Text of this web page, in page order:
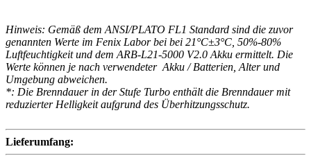
Hinweis: Gemäß dem ANSI/PLATO FL1 Standard sind die zuvor
genannten Werte im Fenix Labor bei bei 21°C±3°C, 50%-80%
Luftfeuchtigkeit und dem ARB-L21-5000 V2.0 Akku ermittelt. Die
Werte können je nach verwendeter Akku / Batterien, Alter und
Umgebung abweichen.
*: Die Brenndauer in der Stufe Turbo enthält die Brenndauer mit
reduzierter Helligkeit aufgrund des Überhitzungsschutz.
Lieferumfang: